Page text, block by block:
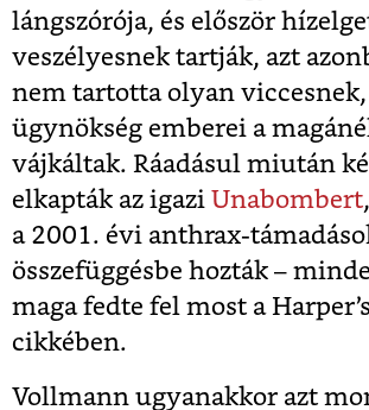
lángszórója, és először
veszélyesnek tartják, azt
nem tartotta olyan viccesnek,
ügynökség emberei a
vájkáltak. Ráadásul miután
elkapták az igazi Unabombert
a 2001. évi anthrax-
összefüggésbe hozták –
maga fedte fel most a
cikkében.
Vollmann ugyanakkor azt